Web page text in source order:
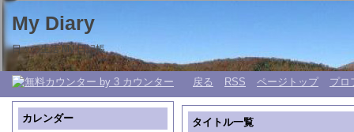
My Diary
日々の生活 My 日記帳。
戻る RSS ページトップ プロ
タイトル一覧
カレンダー